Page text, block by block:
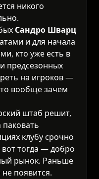
никого
Сандро Шварц
и для начала
кто уже есть в
предсезонных
на игроков —
вообще зачем
штаб решит,
клубу срочно
тогда — добро
рынок. Раньше
появится.